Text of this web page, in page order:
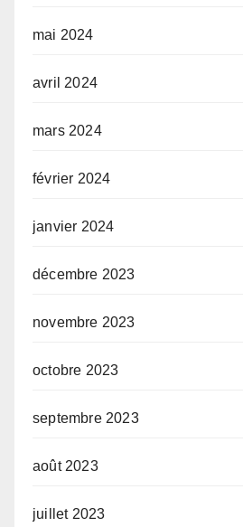
mai 2024
avril 2024
mars 2024
février 2024
janvier 2024
décembre 2023
novembre 2023
octobre 2023
septembre 2023
août 2023
juillet 2023